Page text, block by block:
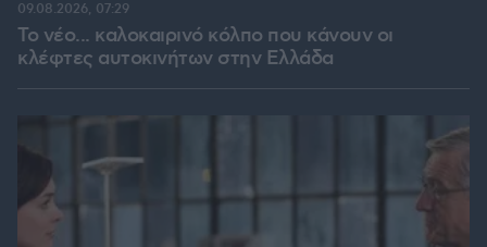
Το νέο... καλοκαιρινό κόλπο που κάνουν οι
κλέφτες αυτοκινήτων στην Ελλάδα
09.08.2026, 07:29